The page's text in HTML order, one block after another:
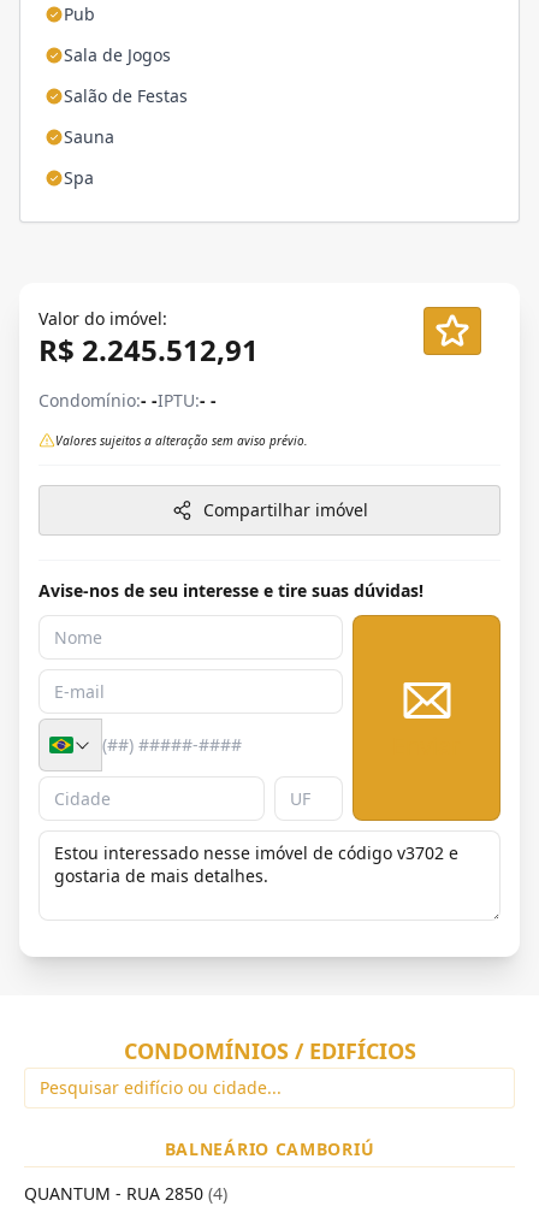
Pub
Sala de Jogos
Salão de Festas
Sauna
Spa
Valor do imóvel:
R$ 2.245.512,91
Condomínio:- -IPTU:- -
Valores sujeitos a alteração sem aviso prévio.
Compartilhar imóvel
Avise-nos de seu interesse e tire suas dúvidas!
CONDOMÍNIOS / EDIFÍCIOS
BALNEÁRIO CAMBORIÚ
QUANTUM - RUA 2850 (4)